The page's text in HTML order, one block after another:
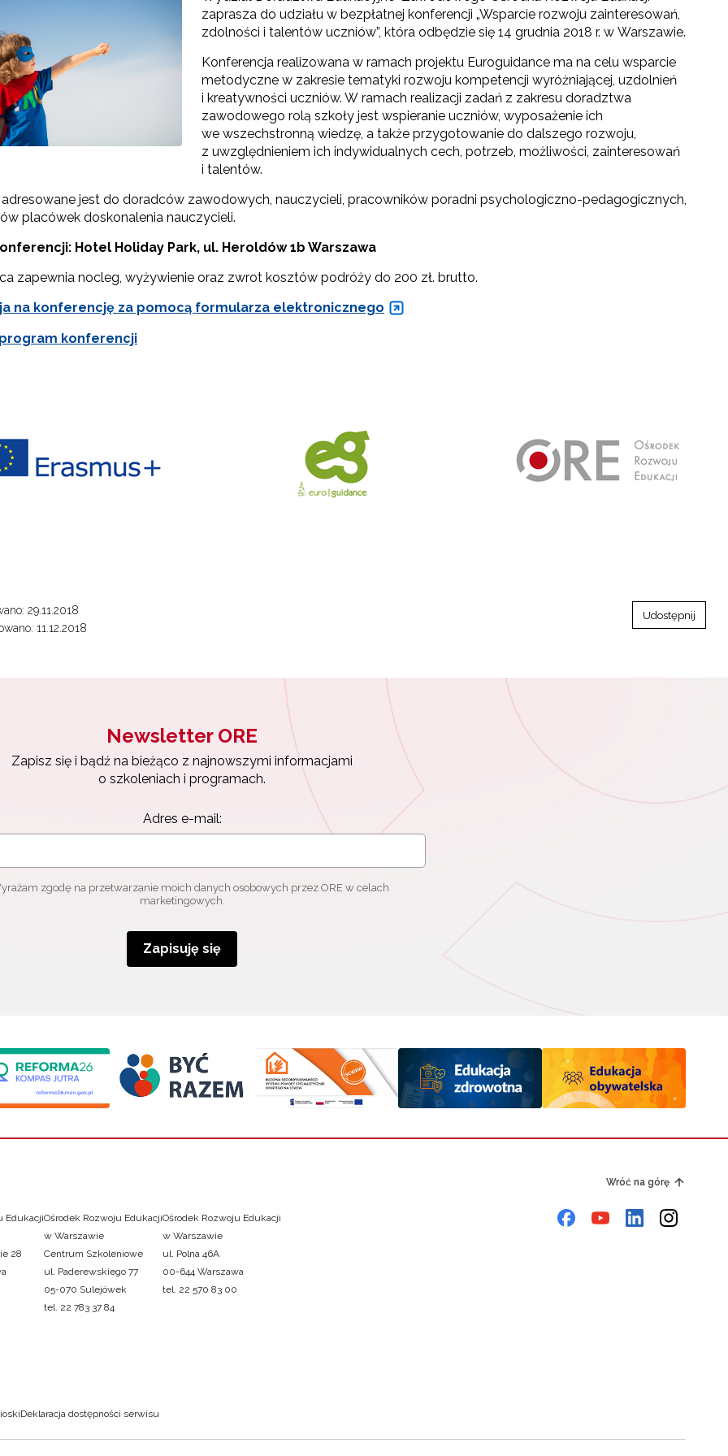
branżowe"
wsparcia"
zaprasza do udziału w bezpłatnej konferencji „Wsparcie rozwoju zainteresowań,
zdolności i talentów uczniów”, która odbędzie się 14 grudnia 2018 r. w Warszawie.
Konferencja realizowana w ramach projektu Euroguidance ma na celu wsparcie
metodyczne w zakresie tematyki rozwoju kompetencji wyróżniającej, uzdolnień
i kreatywności uczniów. W ramach realizacji zadań z zakresu doradztwa
zawodowego rolą szkoły jest wspieranie uczniów, wyposażenie ich
we wszechstronną wiedzę, a także przygotowanie do dalszego rozwoju,
z uwzględnieniem ich indywidualnych cech, potrzeb, możliwości, zainteresowań
i talentów.
jest do doradców zawodowych, nauczycieli, pracowników poradni psychologiczno-pedagogicznych,
placówek doskonalenia nauczycieli.
Hotel Holiday Park, ul. Heroldów 1b Warszawa
zapewnia nocleg, wyżywienie oraz zwrot kosztów podróży do 200 zł. brutto.
na konferencję za pomocą formularza elektronicznego
konferencji
29.11.2018
11.12.2018
Udostępnij
Newsletter ORE
Zapisz się i bądź na bieżąco z najnowszymi informacjami
o szkoleniach i programach.
Adres e-mail:
zgodę na przetwarzanie moich danych osobowych przez ORE w celach
marketingowych.
Zapisuję się
Wróć na górę
Edukacji
28
Ośrodek Rozwoju Edukacji
w Warszawie
Centrum Szkoleniowe
ul. Paderewskiego 77
05-070 Sulejówek
tel. 22 783 37 84
Ośrodek Rozwoju Edukacji
w Warszawie
ul. Polna 46A
00-644 Warszawa
tel. 22 570 83 00
Deklaracja dostępności serwisu